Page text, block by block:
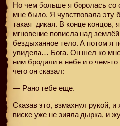
Но чем больше я боролась со
мне было. Я чувствовала эту
такая дикая. В конце концов,
мгновение повисла над
бездыханное тело. А потом я
увидела… Бога. Он шел ко
ним бродили в небе и о чем-то
чего он сказал:
— Рано тебе еще.
Сказав это, взмахнул рукой,
виске уже не зияла дырка, и